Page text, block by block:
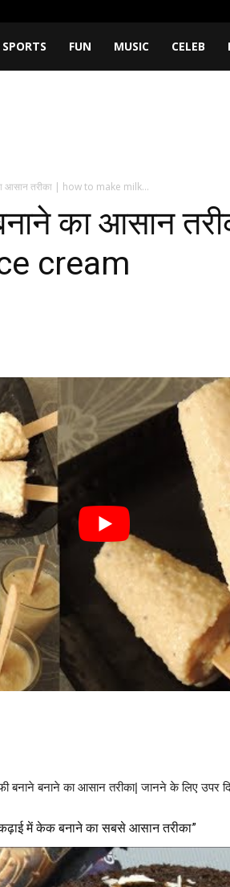
SPORTS FUN MUSIC CELEB
आसान तरीका | how to make milk...
का आसान
cream
बनाने बनाने का आसान तरीका| जानने के लिए उपर
कढ़ाई में केक बनाने का सबसे आसान तरीका”